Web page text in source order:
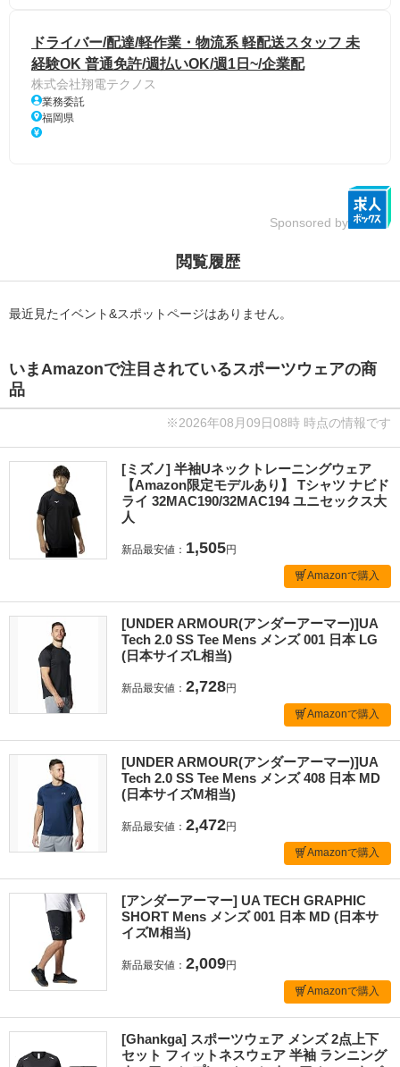
ドライバー/配達/軽作業・物流系 軽配送スタッフ 未
経験OK 普通免許/週払いOK/週1日~/企業配
株式会社翔電テクノス
業務委託
福岡県
Sponsored by
閲覧履歴
最近見たイベント&スポットページはありません。
いまAmazonで注目されているスポーツウェアの商
品
※2026年08月09日08時 時点の情報です
[ミズノ] 半袖Uネックトレーニングウェア
【Amazon限定モデルあり】 Tシャツ ナビド
ライ 32MAC190/32MAC194 ユニセックス大
人
新品最安値： 1,505円
Amazonで購入
[UNDER ARMOUR(アンダーアーマー)]UA
Tech 2.0 SS Tee Mens メンズ 001 日本 LG
(日本サイズL相当)
新品最安値： 2,728円
Amazonで購入
[UNDER ARMOUR(アンダーアーマー)]UA
Tech 2.0 SS Tee Mens メンズ 408 日本 MD
(日本サイズM相当)
新品最安値： 2,472円
Amazonで購入
[アンダーアーマー] UA TECH GRAPHIC
SHORT Mens メンズ 001 日本 MD (日本サ
イズM相当)
新品最安値： 2,009円
Amazonで購入
[Ghankga] スポーツウェア メンズ 2点上下
セット フィットネスウェア 半袖 ランニング